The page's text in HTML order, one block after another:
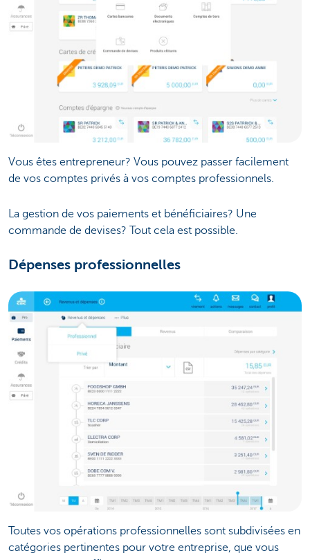
Vous êtes entrepreneur? Vous pouvez passer facilement
de vos comptes privés à vos comptes professionnels.
La gestion de vos paiements et bénéficiaires? Une
commande de devises? Tout cela est possible.
Dépenses professionnelles
Toutes vos opérations professionnelles sont subdivisées en
catégories pertinentes pour votre entreprise, que vous